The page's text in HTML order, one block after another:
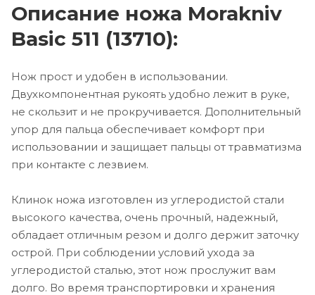
Описание ножа Morakniv
Basic 511 (13710):
Нож прост и удобен в использовании.
Двухкомпонентная рукоять удобно лежит в руке,
не скользит и не прокручивается. Дополнительный
упор для пальца обеспечивает комфорт при
использовании и защищает пальцы от травматизма
при контакте с лезвием.
Клинок ножа изготовлен из углеродистой стали
высокого качества, очень прочный, надежный,
обладает отличным резом и долго держит заточку
острой. При соблюдении условий ухода за
углеродистой сталью, этот нож прослужит вам
долго. Во время транспортировки и хранения